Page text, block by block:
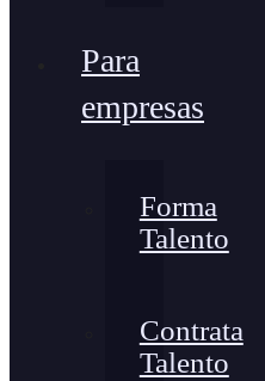
Para
empresas
Forma
Talento
Contrata
Talento